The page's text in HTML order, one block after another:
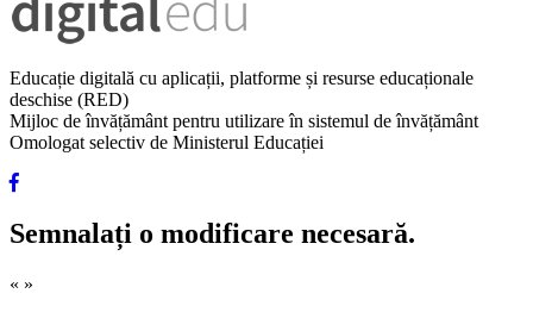
Educație digitală cu aplicații, platforme și resurse educaționale
deschise (RED)
Mijloc de învățământ pentru utilizare în sistemul de învățământ
Omologat selectiv de Ministerul Educației
Semnalați o modificare necesară.
« »